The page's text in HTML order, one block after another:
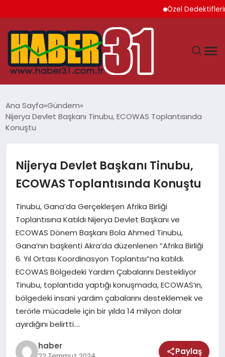
Özel Dedektiflerin
HATAY
EKONOMI
GÜNDEM
MAGAZIN
SAĞLIK
TEKNOLOJI
Ana Sayfa Gündem
Nijerya Devlet Başkanı Tinubu, ECOWAS Toplantısında
Konuştu
Nijerya Devlet Başkanı Tinubu,
ECOWAS Toplantısında Konuştu
Tinubu, Gana’da Gerçekleşen Afrika Birliği
Toplantısına Katıldı Nijerya Devlet Başkanı ve
ECOWAS Dönem Başkanı Bola Ahmed Tinubu,
Gana’nın başkenti Akra’da düzenlenen “Afrika Birliği
6. Yıl Ortası Koordinasyon Toplantısı”na katıldı.
ECOWAS Bölgedeki Yardım Çabalarını Destekliyor
Tinubu, toplantıda yaptığı konuşmada, ECOWAS’ın,
bölgedeki insani yardım çabalarını desteklemek ve
terörle mücadele için bir yılda 14 milyon dolar
ayırdığını belirtti….
haber
Paylaş